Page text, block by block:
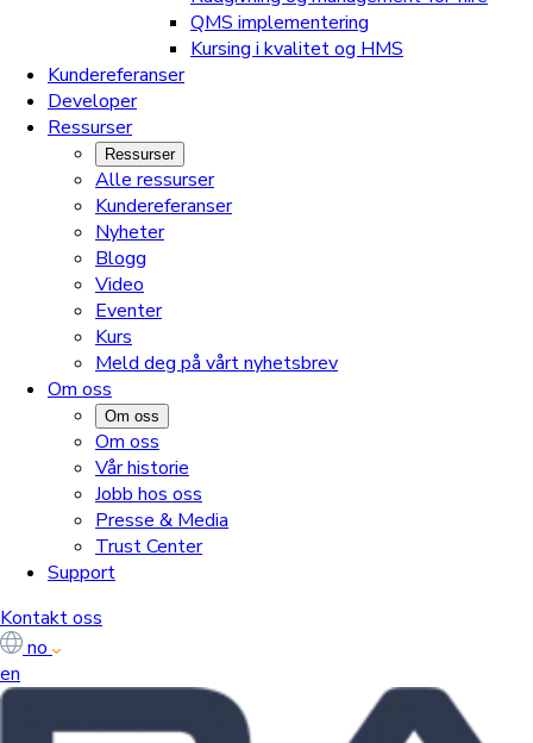
QMS implementering
Kursing i kvalitet og HMS
Kundereferanser
Developer
Ressurser
Ressurser
Alle ressurser
Kundereferanser
Nyheter
Blogg
Video
Eventer
Kurs
Meld deg på vårt nyhetsbrev
Om oss
Om oss
Om oss
Vår historie
Jobb hos oss
Presse & Media
Trust Center
Support
Kontakt oss
no
en